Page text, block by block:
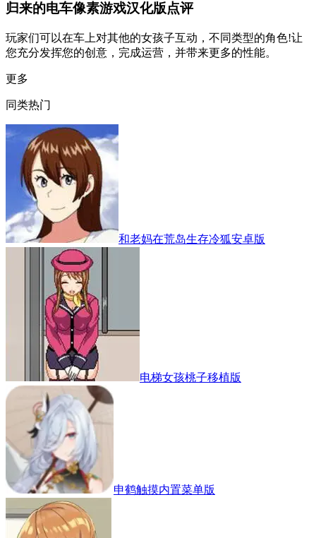
归来的电车像素游戏汉化版点评
玩家们可以在车上对其他的女孩子互动，不同类型的角色!让
您充分发挥您的创意，完成运营，并带来更多的性能。
更多
同类热门
和老妈在荒岛生存冷狐安卓版
电梯女孩桃子移植版
申鹤触摸内置菜单版